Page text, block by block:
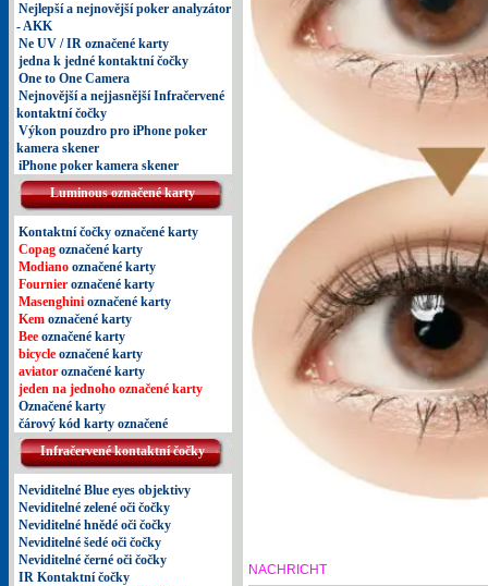
Nejlepší a nejnovější poker analyzátor
- AKK
Ne UV / IR označené karty
jedna k jedné kontaktní čočky
One to One Camera
Nejnovější a nejjasnější Infračervené
kontaktní čočky
Výkon pouzdro pro iPhone poker
kamera skener
iPhone poker kamera skener
Luminous označené karty
Kontaktní čočky označené karty
Copag označené karty
Modianooznačené karty
Fournieroznačené karty
Masenghinioznačené karty
Kemoznačené karty
Beeoznačené karty
bicycleoznačené karty
aviatoroznačené karty
jeden na jednoho označené karty
Označené karty
čárový kód karty označené
Infračervené kontaktní čočky
Neviditelné Blue eyes objektivy
Neviditelné zelené oči čočky
Neviditelné hnědé oči čočky
Neviditelné šedé oči čočky
Neviditelné černé oči čočky
IR Kontaktní čočky
NACHRICHT